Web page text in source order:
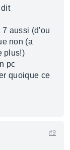
dit
aussi (d'ou
non (a
plus!)
pc
quoique ce
#9